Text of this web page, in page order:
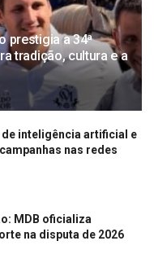
prestigia a 34ª
tradição, cultura e a
inteligência artificial e
nas redes
MDB oficializa
na disputa de 2026